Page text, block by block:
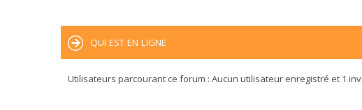
QUI EST EN LIGNE
Utilisateurs parcourant ce forum : Aucun utilisateur enregistré et 1